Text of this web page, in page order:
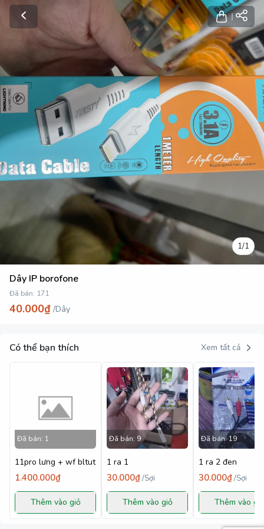
1/1
Dây IP borofone
Đã bán: 171
40.000₫ /Dây
Có thể bạn thích Xem tất cả
Đã bán: 1
11pro lưng + wf bltut
1.400.000₫
Thêm vào giỏ
Đã bán: 9
1 ra 1
30.000₫/Sợi
Thêm vào giỏ
Đã bán:19
1 ra 2 đen
30.000₫/Sợi
Thêm vào giỏ